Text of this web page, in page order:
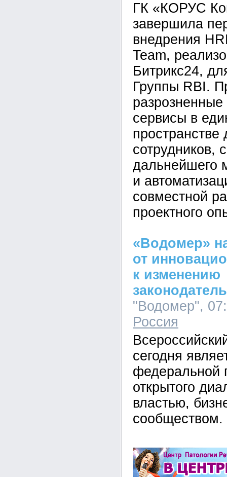
ГК «КОРУС
завершила
внедрения
Team,
Битрикс24,
Группы RBI.
сервисы в
пространстве
сотрудников,
дальнейшего
и
совместной
проектного
«Водомер»
от
к изменению
"Водомер",
Россия
сегодня
федеральной
открытого
властью,
сообществом.